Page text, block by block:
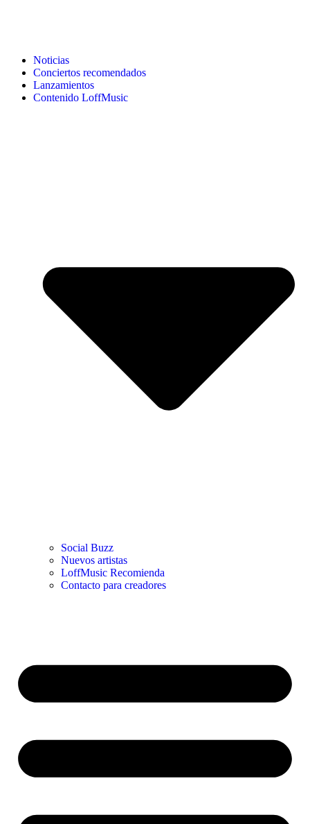
Noticias
Conciertos recomendados
Lanzamientos
Contenido LoffMusic
Social Buzz
Nuevos artistas
LoffMusic Recomienda
Contacto para creadores